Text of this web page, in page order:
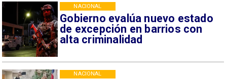
Gobierno evalúa nuevo estado
de excepción en barrios con
alta criminalidad
NACIONAL
NACIONAL